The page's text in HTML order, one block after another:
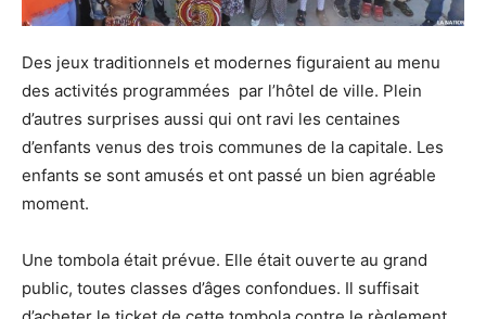
Des jeux traditionnels et modernes figuraient au menu
des activités programmées par l’hôtel de ville. Plein
d’autres surprises aussi qui ont ravi les centaines
d’enfants venus des trois communes de la capitale. Les
enfants se sont amusés et ont passé un bien agréable
moment.
Une tombola était prévue. Elle était ouverte au grand
public, toutes classes d’âges confondues. Il suffisait